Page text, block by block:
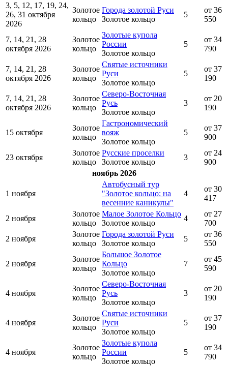
3, 5, 12, 17, 19, 24,
26, 31 октября
2026
Золотое
кольцо
Города золотой Руси
Золотое кольцо
5
от 36
550
7, 14, 21, 28
октября 2026
Золотое
кольцо
Золотые купола
России
Золотое кольцо
5
от 34
790
7, 14, 21, 28
октября 2026
Золотое
кольцо
Святые источники
Руси
Золотое кольцо
5
от 37
190
7, 14, 21, 28
октября 2026
Золотое
кольцо
Северо-Восточная
Русь
Золотое кольцо
3
от 20
190
15 октября
Золотое
кольцо
Гастрономический
вояж
Золотое кольцо
5
от 37
900
23 октября
Золотое
кольцо
Русские проселки
Золотое кольцо
3
от 24
900
ноябрь 2026
1 ноября
Автобусный тур
"Золотое кольцо: на
весенние каникулы"
4
от 30
417
2 ноября
Золотое
кольцо
Малое Золотое Кольцо
Золотое кольцо
4
от 27
700
2 ноября
Золотое
кольцо
Города золотой Руси
Золотое кольцо
5
от 36
550
2 ноября
Золотое
кольцо
Большое Золотое
Кольцо
Золотое кольцо
7
от 45
590
4 ноября
Золотое
кольцо
Северо-Восточная
Русь
Золотое кольцо
3
от 20
190
4 ноября
Золотое
кольцо
Святые источники
Руси
Золотое кольцо
5
от 37
190
4 ноября
Золотое
кольцо
Золотые купола
России
Золотое кольцо
5
от 34
790